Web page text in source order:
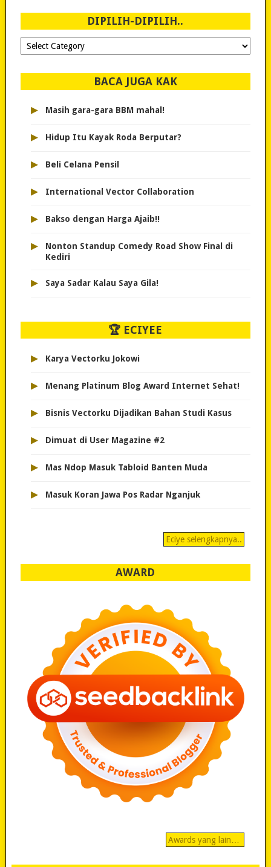
DIPILIH-DIPILIH..
Dipilih-
dipilih..
BACA JUGA KAK
▸ Masih gara-gara BBM mahal!
▸ Hidup Itu Kayak Roda Berputar?
▸ Beli Celana Pensil
▸ International Vector Collaboration
▸ Bakso dengan Harga Ajaib!!
▸
Nonton Standup Comedy Road Show Final di
Kediri
▸ Saya Sadar Kalau Saya Gila!
🏆 ECIYEE
▸ Karya Vectorku Jokowi
▸ Menang Platinum Blog Award Internet Sehat!
▸ Bisnis Vectorku Dijadikan Bahan Studi Kasus
▸ Dimuat di User Magazine #2
▸ Mas Ndop Masuk Tabloid Banten Muda
▸ Masuk Koran Jawa Pos Radar Nganjuk
Eciye selengkapnya..
AWARD
Awards yang lain…